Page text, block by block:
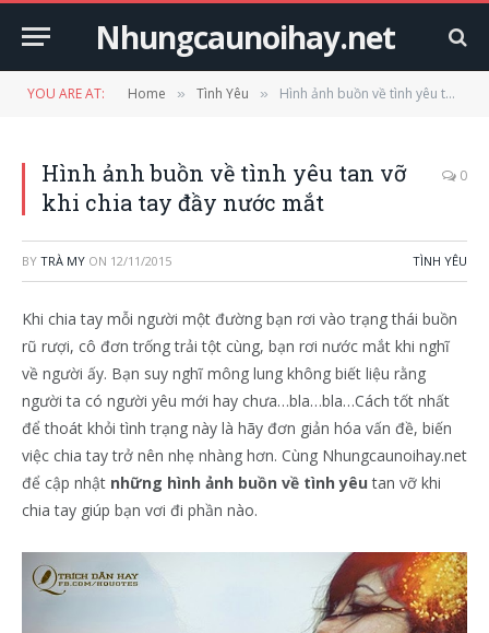
Nhungcaunoihay.net
YOU ARE AT: Home » Tình Yêu » Hình ảnh buồn về tình yêu tan vỡ khi chia tay đầy nước mắt
Hình ảnh buồn về tình yêu tan vỡ
khi chia tay đầy nước mắt
0
BY TRÀ MY ON 12/11/2015 TÌNH YÊU
Khi chia tay mỗi người một đường bạn rơi vào trạng thái buồn
rũ rượi, cô đơn trống trải tột cùng, bạn rơi nước mắt khi nghĩ
về người ấy. Bạn suy nghĩ mông lung không biết liệu rằng
người ta có người yêu mới hay chưa…bla…bla…Cách tốt nhất
để thoát khỏi tình trạng này là hãy đơn giản hóa vấn đề, biến
việc chia tay trở nên nhẹ nhàng hơn. Cùng Nhungcaunoihay.net
để cập nhật những hình ảnh buồn về tình yêu tan vỡ khi
chia tay giúp bạn vơi đi phần nào.